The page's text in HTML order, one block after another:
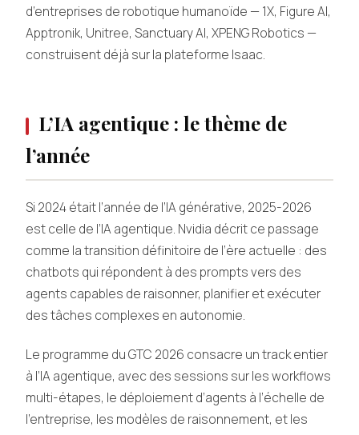
d’entreprises de robotique humanoïde — 1X, Figure AI,
Apptronik, Unitree, Sanctuary AI, XPENG Robotics —
construisent déjà sur la plateforme Isaac.
L’IA agentique : le thème de
l’année
Si 2024 était l’année de l’IA générative, 2025-2026
est celle de l’IA agentique. Nvidia décrit ce passage
comme la transition définitoire de l’ère actuelle : des
chatbots qui répondent à des prompts vers des
agents capables de raisonner, planifier et exécuter
des tâches complexes en autonomie.
Le programme du GTC 2026 consacre un track entier
à l’IA agentique, avec des sessions sur les workflows
multi-étapes, le déploiement d’agents à l’échelle de
l’entreprise, les modèles de raisonnement, et les